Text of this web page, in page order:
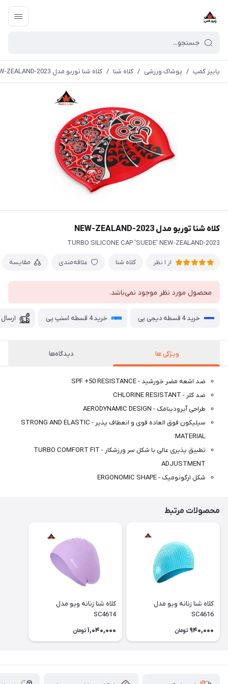
پاییز کمپ / پوشاک ورزشی / کلاه شنا / کلاه شنا توربو مدل NEW-ZEALAND-2023
کلاه شنا توربو مدل NEW-ZEALAND-2023
TURBO SILICONE CAP 'SUEDE' NEW-ZEALAND-2023
از 1 نظر کلاه شنا علاقه‌مندی مقایسه
محصول مورد نظر موجود نمی‌باشد.
خرید 4 قسطه دیجی پی خرید 4 قسطه اسنپ پی
ویژگی ها دیدگاه‌ها
ضد اشعه مضر خورشید - SPF +50 RESISTANCE
ضد کلر - CHLORINE RESISTANT
طراحی آیرودینامک - AERODYNAMIC DESIGN
سیلیکون فوق العاده قوی و انعطاف پذیر - STRONG AND ELASTIC
MATERIAL
تطبیق پذیری عالی با شکل سر ورزشکار - TURBO COMFORT FIT
ADJUSTMENT
شکل ارگونومیک - ERGONOMIC SHAPE
محصولات مرتبط
کلاه شنا زنانه ویو مدل
SC4616
940,000 تومان
کلاه شنا زنانه ویو مدل
SC4614
1,040,000 تومان